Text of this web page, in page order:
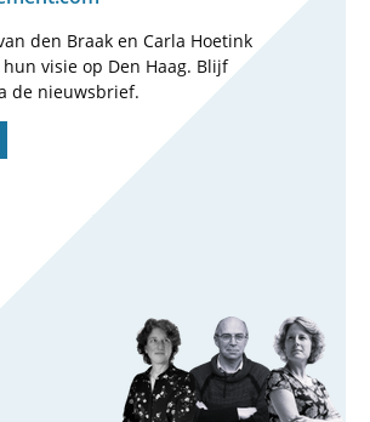
den Braak en Carla Hoetink
hun visie op Den Haag. Blijf
de nieuwsbrief.